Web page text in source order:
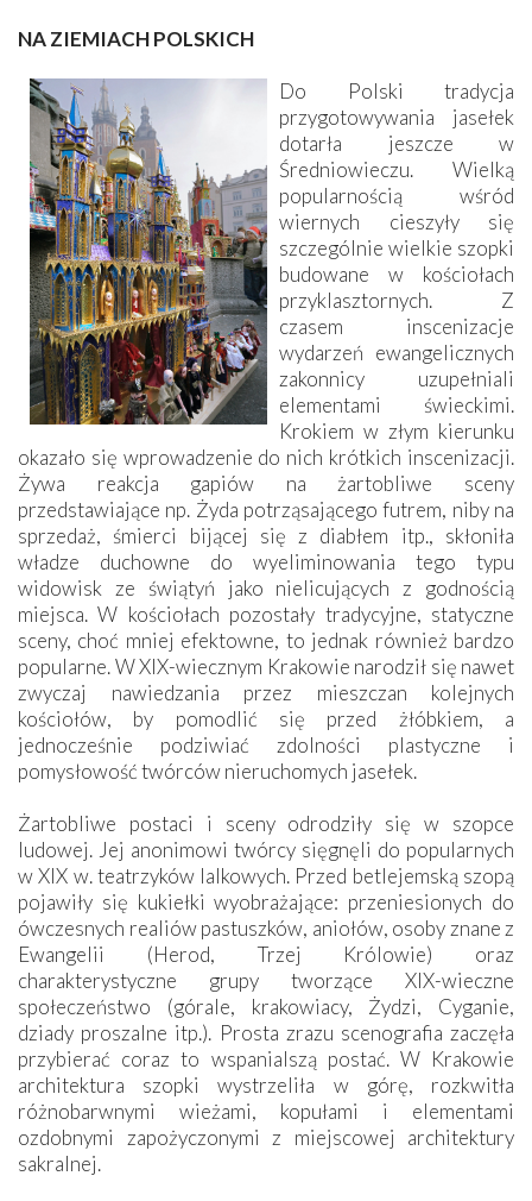
NA ZIEMIACH POLSKICH
Do Polski tradycja
przygotowywania jasełek
dotarła jeszcze w
Średniowieczu. Wielką
popularnością wśród
wiernych cieszyły się
szczególnie wielkie szopki
budowane w kościołach
przyklasztornych. Z
czasem inscenizacje
wydarzeń ewangelicznych
zakonnicy uzupełniali
elementami świeckimi.
Krokiem w złym kierunku
okazało się wprowadzenie do nich krótkich inscenizacji.
Żywa reakcja gapiów na żartobliwe sceny
przedstawiające np. Żyda potrząsającego futrem, niby na
sprzedaż, śmierci bijącej się z diabłem itp., skłoniła
władze duchowne do wyeliminowania tego typu
widowisk ze świątyń jako nielicujących z godnością
miejsca. W kościołach pozostały tradycyjne, statyczne
sceny, choć mniej efektowne, to jednak również bardzo
popularne. W XIX-wiecznym Krakowie narodził się nawet
zwyczaj nawiedzania przez mieszczan kolejnych
kościołów, by pomodlić się przed żłóbkiem, a
jednocześnie podziwiać zdolności plastyczne i
pomysłowość twórców nieruchomych jasełek.
Żartobliwe postaci i sceny odrodziły się w szopce
ludowej. Jej anonimowi twórcy sięgnęli do popularnych
w XIX w. teatrzyków lalkowych. Przed betlejemską szopą
pojawiły się kukiełki wyobrażające: przeniesionych do
ówczesnych realiów pastuszków, aniołów, osoby znane z
Ewangelii (Herod, Trzej Królowie) oraz
charakterystyczne grupy tworzące XIX-wieczne
społeczeństwo (górale, krakowiacy, Żydzi, Cyganie,
dziady proszalne itp.). Prosta zrazu scenografia zaczęła
przybierać coraz to wspanialszą postać. W Krakowie
architektura szopki wystrzeliła w górę, rozkwitła
różnobarwnymi wieżami, kopułami i elementami
ozdobnymi zapożyczonymi z miejscowej architektury
sakralnej.